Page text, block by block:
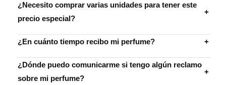
¿Necesito comprar varias unidades para tener este
precio especial?
+
¿En cuánto tiempo recibo mi perfume? +
¿Dónde puedo comunicarme si tengo algún reclamo
sobre mi perfume?
+